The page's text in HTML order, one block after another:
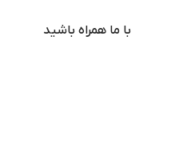
با ما همراه باشید